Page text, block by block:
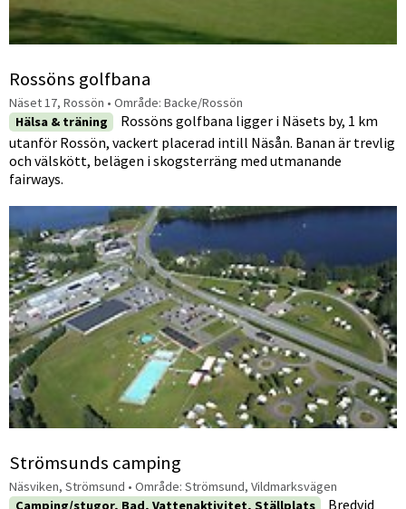
Rossöns golfbana
Näset 17, Rossön • Område: Backe/Rossön
Hälsa & träning
Rossöns golfbana ligger i Näsets by, 1 km
utanför Rossön, vackert placerad intill Näsån. Banan är trevlig
och välskött, belägen i skogsterräng med utmanande
fairways.
Strömsunds camping
Näsviken, Strömsund • Område: Strömsund, Vildmarksvägen
Camping/stugor, Bad, Vattenaktivitet, Ställplats
Bredvid